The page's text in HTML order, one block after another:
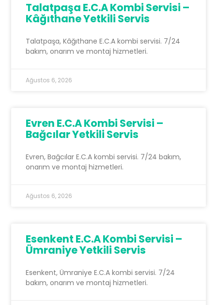
Talatpaşa E.C.A Kombi Servisi –
Kâğıthane Yetkili Servis
Talatpaşa, Kâğıthane E.C.A kombi servisi. 7/24
bakım, onarım ve montaj hizmetleri.
Ağustos 6, 2026
Evren E.C.A Kombi Servisi –
Bağcılar Yetkili Servis
Evren, Bağcılar E.C.A kombi servisi. 7/24 bakım,
onarım ve montaj hizmetleri.
Ağustos 6, 2026
Esenkent E.C.A Kombi Servisi –
Ümraniye Yetkili Servis
Esenkent, Ümraniye E.C.A kombi servisi. 7/24
bakım, onarım ve montaj hizmetleri.